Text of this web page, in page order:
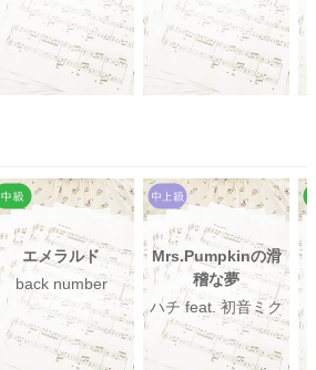
エメラルド
back number
Mrs.Pumpkinの滑
稽な夢
ハチ feat. 初音ミク